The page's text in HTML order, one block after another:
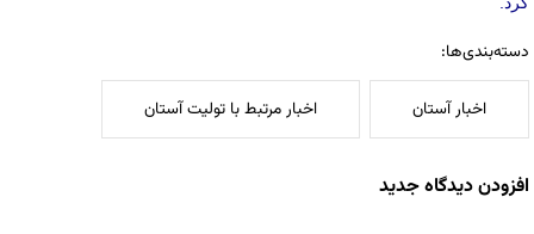
دسته‌بندی‌ها:
اخبار آستان اخبار مرتبط با تولیت آستان
افزودن دیدگاه جدید